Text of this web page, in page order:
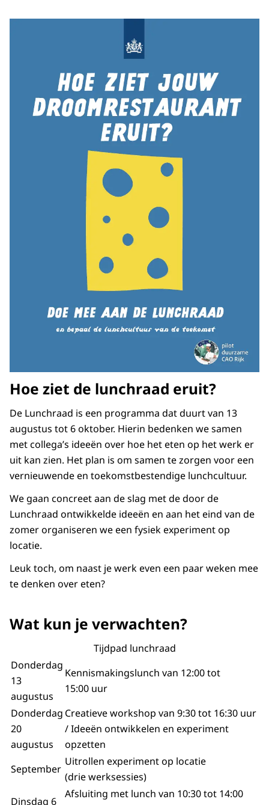
Hoe ziet de lunchraad eruit?
De Lunchraad is een programma dat duurt van 13
augustus tot 6 oktober. Hierin bedenken we samen
met collega’s ideeën over hoe het eten op het werk er
uit kan zien. Het plan is om samen te zorgen voor een
vernieuwende en toekomstbestendige lunchcultuur.
We gaan concreet aan de slag met de door de
Lunchraad ontwikkelde ideeën en aan het eind van de
zomer organiseren we een fysiek experiment op
locatie.
Leuk toch, om naast je werk even een paar weken mee
te denken over eten?
Wat kun je verwachten?
Tijdpad lunchraad
Donderdag
13
augustus
Kennismakingslunch van 12:00 tot
15:00 uur
Donderdag
20
augustus
Creatieve workshop van 9:30 tot 16:30 uur
/ Ideeën ontwikkelen en experiment
opzetten
September
Uitrollen experiment op locatie
(drie werksessies)
Dinsdag 6
Afsluiting met lunch van 10:30 tot 14:00